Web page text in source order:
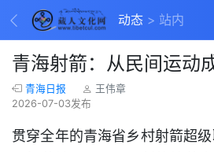
动态 站内
青海射箭：从民间运动
青海日报
王伟章
2026-07-03发布
贯穿全年的青海省乡村射箭超